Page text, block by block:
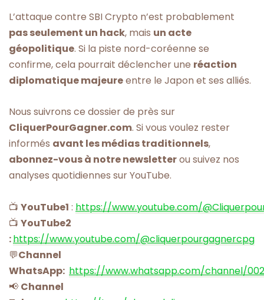
L’attaque contre SBI Crypto n’est probablement
pas seulement un hack, mais un acte
géopolitique. Si la piste nord-coréenne se
confirme, cela pourrait déclencher une réaction
diplomatique majeureentre le Japon et ses alliés.
Nous suivrons ce dossier de près sur
CliquerPourGagner.com. Si vous voulez rester
informés avant les médias traditionnels,
abonnez-vous à notre newsletterou suivez nos
analyses quotidiennes sur YouTube.
📺 YouTube1 : https://www.youtube.com/
📺 YouTube2
:https://www.youtube.com/@cliquerpourgagnercpg
💬Channel
WhatsApp: https://www.whatsapp.com/channel/
📢 Channel